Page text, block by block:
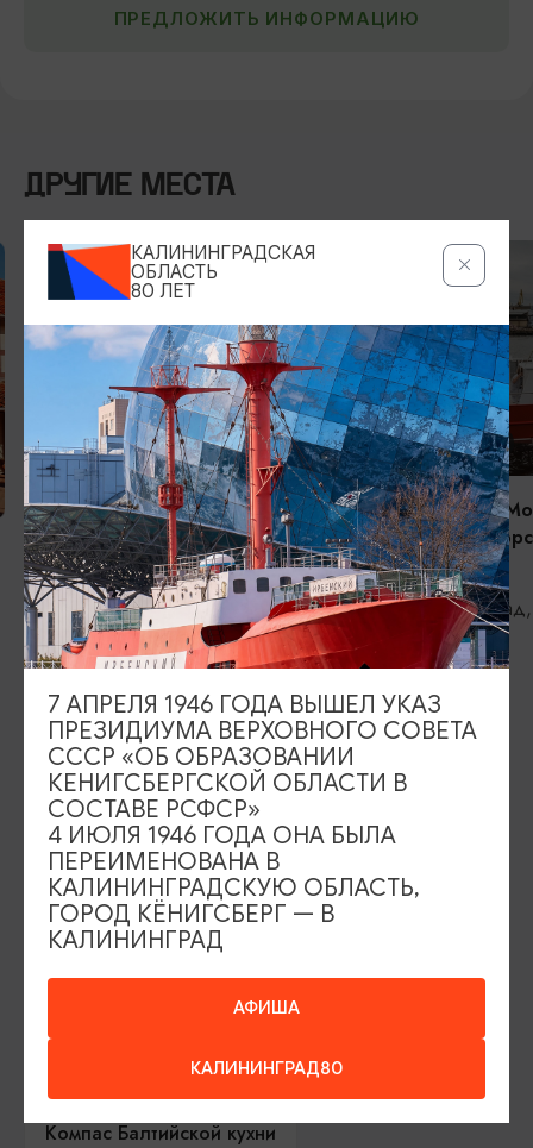
ПРЕДЛОЖИТЬ ИНФОРМАЦИЮ
ДРУГИЕ МЕСТА
Рыбалка в Калининграде qpfishing.ru
Калининград, ДВМК «Дельфин», г.
Калининград, Калининградская
область
РЫБАЛКА
Компания
Экстрим.
рыбалка.
ИЩИТЕ ТАКЖЕ НА НАШЕМ САЙТЕ
Серебряное ожерелье
Туры и экскурсии
Афиша мероприятий
Сувениры
Гостевая книга
Гостиницы
Как доехать
Компас Балтийской кухни
КАЛИНИНГРАДСКАЯ
ОБЛАСТЬ
80 ЛЕТ
АФИША
КАЛИНИНГРАД80
7 АПРЕЛЯ 1946 ГОДА ВЫШЕЛ УКАЗ
ПРЕЗИДИУМА ВЕРХОВНОГО СОВЕТА
СССР «ОБ ОБРАЗОВАНИИ
КЕНИГСБЕРГСКОЙ ОБЛАСТИ В
СОСТАВЕ РСФСР»
4 ИЮЛЯ 1946 ГОДА ОНА БЫЛА
ПЕРЕИМЕНОВАНА В
КАЛИНИНГРАДСКУЮ ОБЛАСТЬ,
ГОРОД КЁНИГСБЕРГ — В
КАЛИНИНГРАД